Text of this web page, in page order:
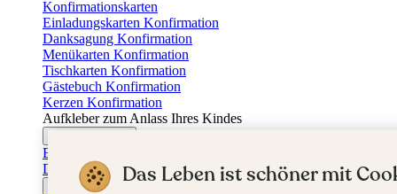
Konfirmationskarten
Einladungskarten Konfirmation
Danksagung Konfirmation
Menükarten Konfirmation
Tischkarten Konfirmation
Gästebuch Konfirmation
Kerzen Konfirmation
Aufkleber zum Anlass Ihres Kindes
Einladungskarten Firmung
Dankeskarten Firmung
JugendweihekartenDas Leben ist schöner mit